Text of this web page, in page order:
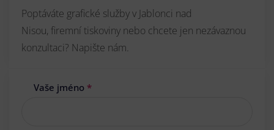
Poptáváte grafické služby v Jablonci nad
Nisou, firemní tiskoviny nebo chcete jen nezávaznou
konzultaci? Napište nám.
Vaše jméno *